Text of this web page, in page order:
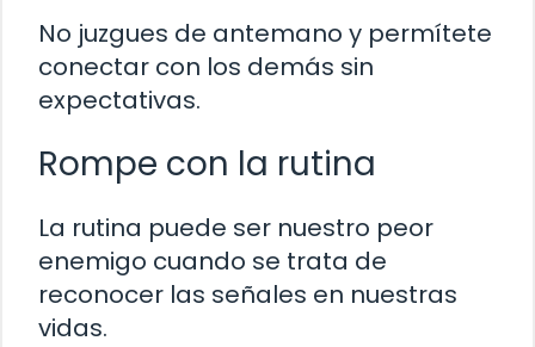
No juzgues de antemano y permítete
conectar con los demás sin
expectativas.
Rompe con la rutina
La rutina puede ser nuestro peor
enemigo cuando se trata de
reconocer las señales en nuestras
vidas.